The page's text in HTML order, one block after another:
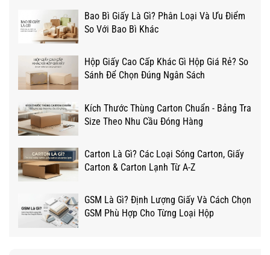
Bao Bì Giấy Là Gì? Phân Loại Và Ưu Điểm
So Với Bao Bì Khác
Hộp Giấy Cao Cấp Khác Gì Hộp Giá Rẻ? So
Sánh Để Chọn Đúng Ngân Sách
Kích Thước Thùng Carton Chuẩn - Bảng Tra
Size Theo Nhu Cầu Đóng Hàng
Carton Là Gì? Các Loại Sóng Carton, Giấy
Carton & Carton Lạnh Từ A-Z
GSM Là Gì? Định Lượng Giấy Và Cách Chọn
GSM Phù Hợp Cho Từng Loại Hộp